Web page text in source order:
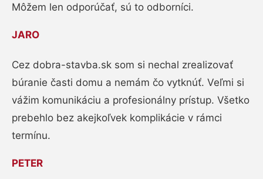
Môžem len odporúčať, sú to odborníci.
JARO
Cez dobra-stavba.sk som si nechal zrealizovať
búranie časti domu a nemám čo vytknúť. Veľmi si
vážim komunikáciu a profesionálny prístup. Všetko
prebehlo bez akejkoľvek komplikácie v rámci
termínu.
PETER